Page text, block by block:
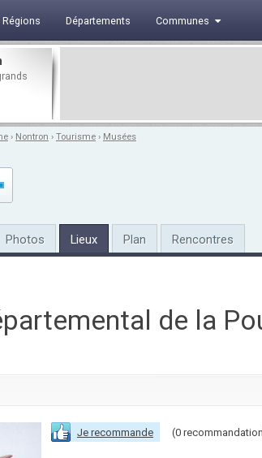
Régions Départements Communes
› Nontron › Tourisme › Musées
Photos Lieux Plan Rencontres
de la
Je recommande (0